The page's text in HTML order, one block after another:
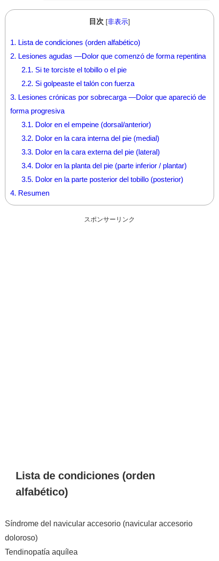
目次 [非表示]
1. Lista de condiciones (orden alfabético)
2. Lesiones agudas —Dolor que comenzó de forma repentina
2.1. Si te torciste el tobillo o el pie
2.2. Si golpeaste el talón con fuerza
3. Lesiones crónicas por sobrecarga —Dolor que apareció de
forma progresiva
3.1. Dolor en el empeine (dorsal/anterior)
3.2. Dolor en la cara interna del pie (medial)
3.3. Dolor en la cara externa del pie (lateral)
3.4. Dolor en la planta del pie (parte inferior / plantar)
3.5. Dolor en la parte posterior del tobillo (posterior)
4. Resumen
スポンサーリンク
Lista de condiciones (orden
alfabético)
Síndrome del navicular accesorio (navicular accesorio
doloroso)
Tendinopatía aquílea